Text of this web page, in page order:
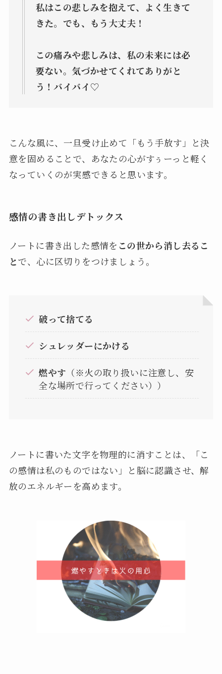
私はこの悲しみを抱えて、よく生きて
きた。でも、もう大丈夫！
この痛みや悲しみは、私の未来には必
要ない。気づかせてくれてありがと
う！バイバイ♡
こんな風に、一旦受け止めて「もう手放す」と決
意を固めることで、あなたの心がすぅーっと軽く
なっていくのが実感できると思います。
感情の書き出しデトックス
ノートに書き出した感情を この世から消し去るこ
とで、心に区切りをつけましょう。
破って捨てる
シュレッダーにかける
燃やす （※火の取り扱いに注意し、安
全な場所で行ってください））
ノートに書いた文字を物理的に消すことは、「こ
の感情は私のものではない」と脳に認識させ、解
放のエネルギーを高めます。